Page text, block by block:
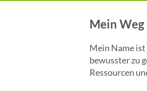
Mein
Mein Name ist
bewusster zu
Ressourcen